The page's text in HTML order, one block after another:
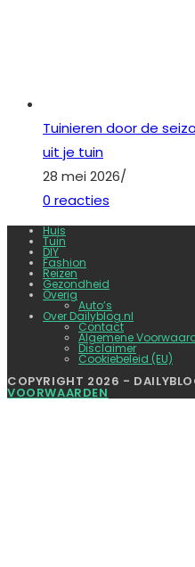
Tuinieren door de
uit je tuin
28 mei 2026/
0 reacties
Huis
Tuin
DIY
Fashion
Reizen
Gezondheid
Overig
Auto’s
Over Dailyblog.nl
Contact
Algemene
Disclaimer
Cookiebeleid (EU)
COPYRIGHT 2026 -
VOORWAARDEN